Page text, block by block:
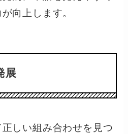
向上します。
展
しい組み合わせを見つ